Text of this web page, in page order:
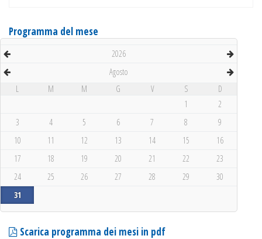
Programma del mese
2026
Agosto
L
M M G V S
D
1
2
3
4 5 6 7 8
9
10
11 12 13 14 15
16
17
18 19 20 21 22
23
24
25 26 27 28 29
30
31
Scarica programma dei mesi in pdf